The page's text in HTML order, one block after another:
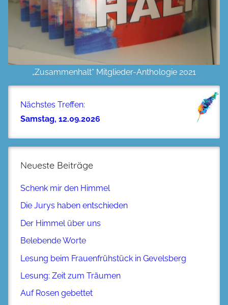
„Zusammenhalt“ Mitglieder-Anthologie 2021
Nächstes Treffen:
Samstag, 12.09.2026
Neueste Beiträge
Schenk mir den Himmel
Die Jurys haben entschieden
Der Himmel über uns
Belebende Worte
Lesung beim Frauenfrühstück in Gevelsberg
Lesung: Zeit zum Träumen
Auf Rosen gebettet